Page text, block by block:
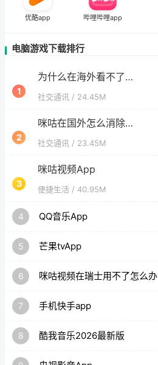
优酷app 哔哩哔哩app
电脑游戏下载排行
1
为什么在海外看不了咪咕视频直播
社交通讯 / 24.45M
2
咪咕在国外怎么消除地域限制
社交通讯 / 23.45M
3
咪咕视频App
便捷生活 / 40.95M
4 QQ音乐App
5 芒果tvApp
6 咪咕视频在瑞士用不了怎么办
7 手机快手app
8 酷我音乐2026最新版